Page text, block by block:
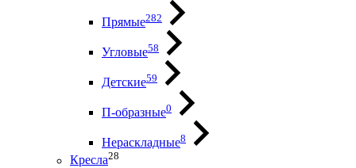
Прямые282
Угловые58
Детские59
П-образные0
Нераскладные8
Кресла28